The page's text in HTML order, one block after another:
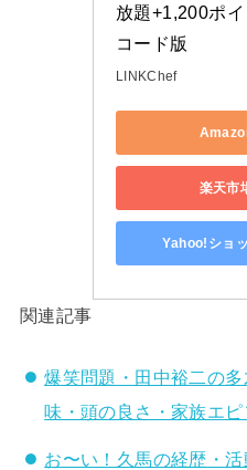
放題+1,200ポ
コード版
LINKChef
楽天市
Yahoo!ショ
関連記事
爆笑問題・田中裕二の
味・頭の良さ・家族エピ
お〜い！久馬の経歴・